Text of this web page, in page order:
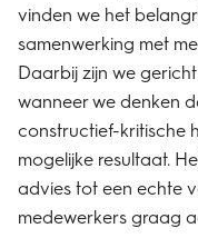
vinden we het
samenwerking met
Daarbij zijn we
wanneer we denken
constructief-kritische
mogelijke resultaat.
advies tot een echte
medewerkers graag